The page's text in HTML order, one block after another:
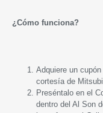
¿Cómo funciona?
Adquiere un
cortesía de
Preséntalo en el
dentro del Al Son